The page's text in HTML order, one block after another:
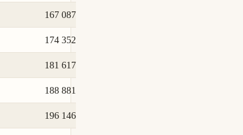
167 087
174 352
181 617
188 881
196 146